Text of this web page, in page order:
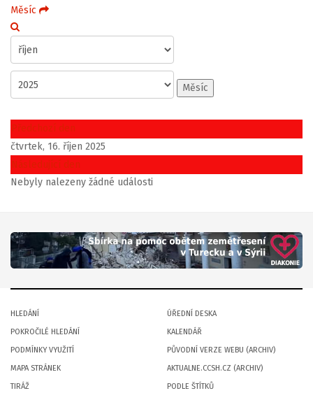
Měsíc
Měsíc
Předchozí den
čtvrtek, 16. říjen 2025
Následující den
Nebyly nalezeny žádné události
HLEDÁNÍ
POKROČILÉ HLEDÁNÍ
PODMÍNKY VYUŽITÍ
MAPA STRÁNEK
TIRÁŽ
ÚŘEDNÍ DESKA
KALENDÁŘ
PŮVODNÍ VERZE WEBU (ARCHIV)
AKTUALNE.CCSH.CZ (ARCHIV)
PODLE ŠTÍTKŮ